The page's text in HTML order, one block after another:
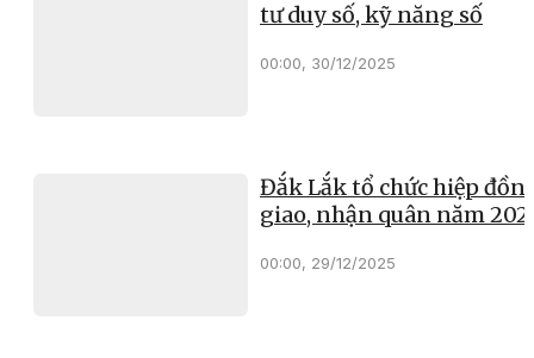
tư duy số, kỹ năng số
00:00, 30/12/2025
Đắk Lắk tổ chức hiệp
giao, nhận quân năm
00:00, 29/12/2025